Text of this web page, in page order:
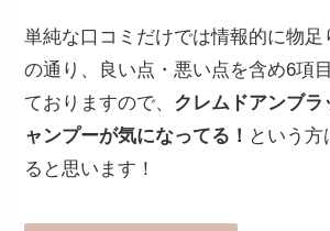
単純な口コミだけでは情報的に物足
の通り、良い点・悪い点を含め6項
ておりますので、 クレムドアンブ
ャンプーが気になってる！ という
ると思います！